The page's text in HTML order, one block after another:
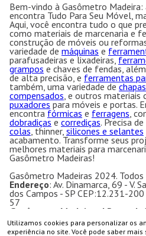
Utilizamos cookies para personalizar os
experiência no site. Você pode saber mais
Bem-vindo à Gasômetro
encontra Tudo Para Seu Móvel,
Aqui, você encontra tudo o que
como materiais de marcenaria e
construção de móveis ou
variedade de máquinas e
parafusadeiras e lixadeiras,
grampos e chaves de fendas,
de alta precisão, e ferramentas
também, uma variedade de
compensados, e outros materiais
puxadores para móveis e portas.
encontra fórmicas e ferragens,
dobradiças e corrediças. Precisa de
colas, thinner, silicones e selantes
acabamento. Transforme seus
melhores materiais para
Gasômetro Madeiras!
Gasômetro Madeiras 2024.
Endereço: Av. Dinamarca, 69 - V.
dos Campos - SP CEP:12.231-
57
Gasômetro Madeiras | Ramuth
especializada em máquinas para
ferragens para móveis.